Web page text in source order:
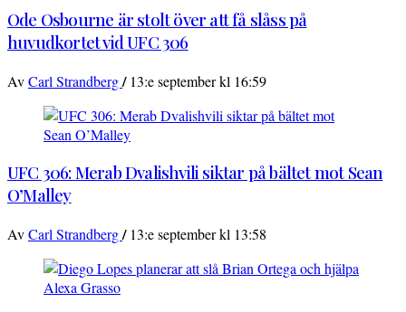
Ode Osbourne är stolt över att få slåss på
huvudkortet vid UFC 306
AvCarl Strandberg/ 13:e september kl 16:59
UFC 306: Merab Dvalishvili siktar på bältet mot Sean
O’Malley
AvCarl Strandberg/ 13:e september kl 13:58